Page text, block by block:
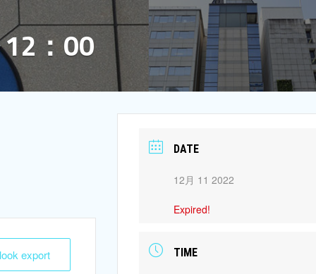
：00
export
DATE
12月 11 2022
Expired!
TIME